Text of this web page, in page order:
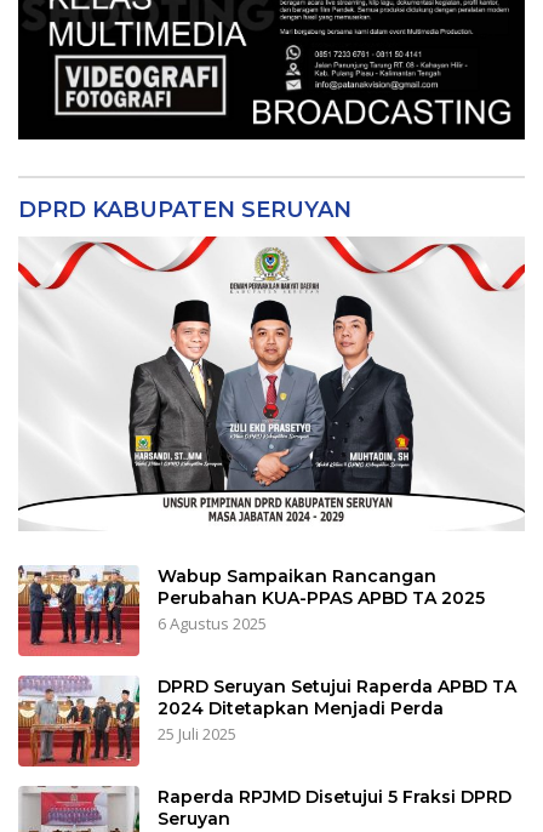
DPRD KABUPATEN SERUYAN
Wabup Sampaikan Rancangan
Perubahan KUA-PPAS APBD TA 2025
6 Agustus 2025
DPRD Seruyan Setujui Raperda APBD TA
2024 Ditetapkan Menjadi Perda
25 Juli 2025
Raperda RPJMD Disetujui 5 Fraksi DPRD
Seruyan